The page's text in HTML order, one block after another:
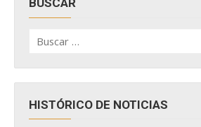
BUSCAR
por:
HISTÓRICO DE NOTICIAS